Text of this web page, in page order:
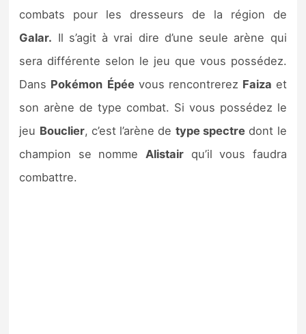
combats pour les dresseurs de la région de
Galar. Il s’agit à vrai dire d’une seule arène qui
sera différente selon le jeu que vous possédez.
Dans Pokémon Épéevous rencontrerez Faiza et
son arène de type combat. Si vous possédez le
jeu Bouclier, c’est l’arène de type spectre dont le
champion se nomme Alistairqu’il vous faudra
combattre.